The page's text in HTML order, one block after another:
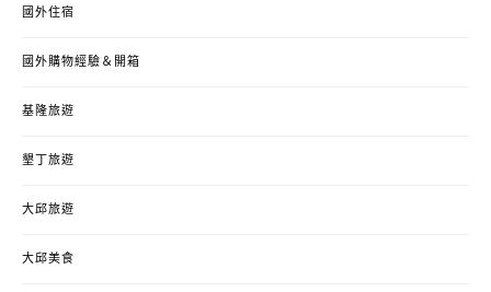
國外住宿
國外購物經驗＆開箱
基隆旅遊
墾丁旅遊
大邱旅遊
大邱美食